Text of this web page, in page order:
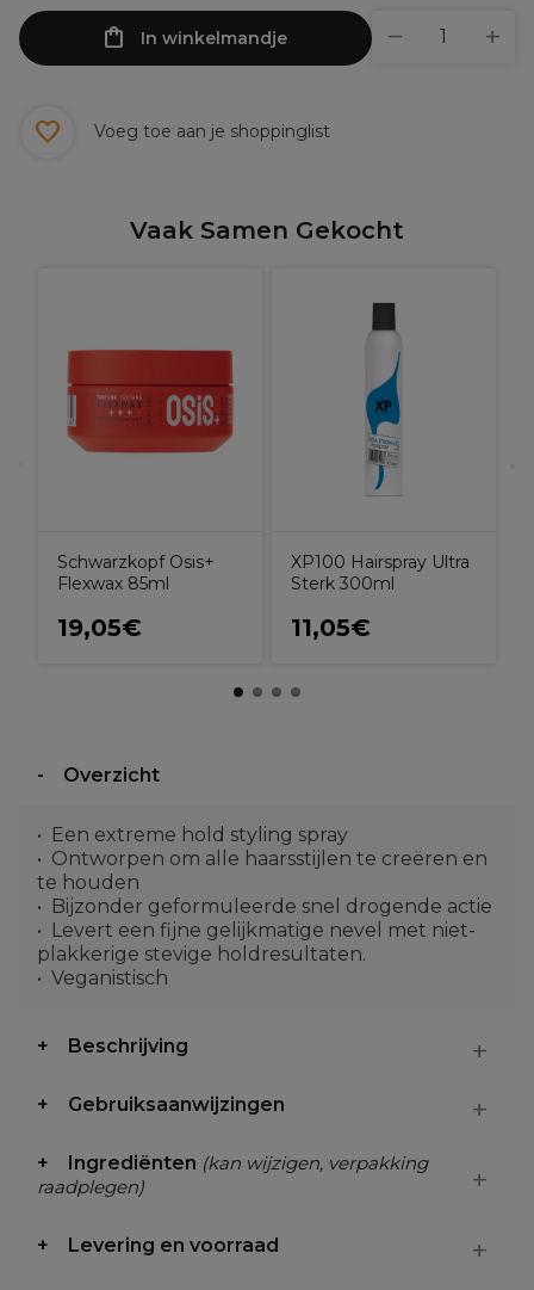
In winkelmandje
Voeg toe aan je shoppinglist
Vaak Samen Gekocht
Schwarzkopf Osis+
Flexwax 85ml
19,05€
XP100 Hairspray Ultra
Sterk 300ml
11,05€
Overzicht
Een extreme hold styling spray
Ontworpen om alle haarsstijlen te creëren en
te houden
Bijzonder geformuleerde snel drogende actie
Levert een fijne gelijkmatige nevel met niet-
plakkerige stevige holdresultaten.
Veganistisch
Beschrijving
Gebruiksaanwijzingen
Ingrediënten (kan wijzigen, verpakking
raadplegen)
Levering en voorraad